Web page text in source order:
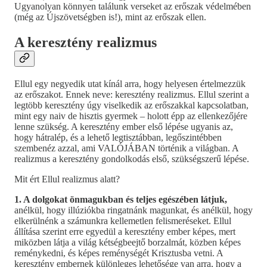
Ugyanolyan könnyen találunk verseket az erőszak védelmében
(még az Újszövetségben is!), mint az erőszak ellen.
A keresztény realizmus
Ellul egy negyedik utat kínál arra, hogy helyesen értelmezzük
az erőszakot. Ennek neve: keresztény realizmus. Ellul szerint a
legtöbb keresztény úgy viselkedik az erőszakkal kapcsolatban,
mint egy naiv de hisztis gyermek – holott épp az ellenkezőjére
lenne szükség. A keresztény ember első lépése ugyanis az,
hogy hátralép, és a lehető legtisztábban, legőszintébben
szembenéz azzal, ami VALÓJÁBAN történik a világban. A
realizmus a keresztény gondolkodás első, szükségszerű lépése.
Mit ért Ellul realizmus alatt?
1. A dolgokat önmagukban és teljes egészében látjuk,
anélkül, hogy illúziókba ringatnánk magunkat, és anélkül, hogy
elkerülnénk a számunkra kellemetlen felismeréseket. Ellul
állítása szerint erre egyedül a keresztény ember képes, mert
miközben látja a világ kétségbeejtő borzalmát, közben képes
reménykedni, és képes reménységét Krisztusba vetni. A
keresztény embernek különleges lehetősége van arra, hogy a